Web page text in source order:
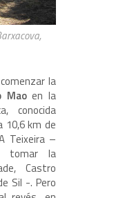
la
Maoen la
conocida
10,6 km de
Teixeira –
tomar la
Castro
Sil -. Pero